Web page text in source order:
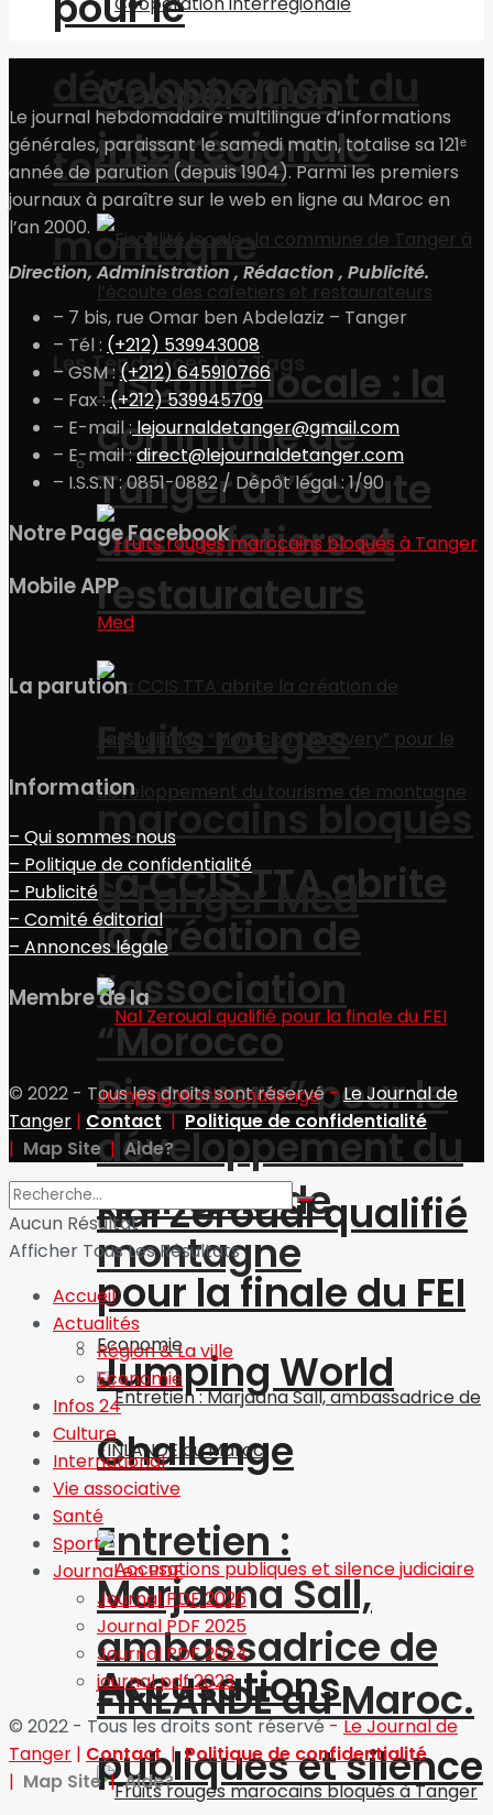
Coopération
interrégionale
Fiscalité locale : la
commune de
Tanger à l’écoute
des cafetiers et
restaurateurs
La CCIS TTA abrite
la création de
l’association
“Morocco
Discovery” pour le
développement du
tourisme de
montagne
Economie
Entretien :
Marjaana Sall,
ambassadrice de
FINLANDE au Maroc.
développement du
tourisme de
montagne
Les Tendances Les Tags
Région & La ville
Fruits rouges
marocains bloqués
à Tanger Med
Nal Zeroual qualifié
pour la finale du FEI
Jumping World
Challenge
Accusations
publiques et silence
Le journal hebdomadaire multilingue d’informations
générales, paraissant le samedi matin, totalise sa 121ᵉ
année de parution (depuis 1904). Parmi les premiers
journaux à paraître sur le web en ligne au Maroc en
l’an 2000.
Direction, Administration , Rédaction , Publicité.
– 7 bis, rue Omar ben Abdelaziz – Tanger
– Tél : (+212) 539943008
– GSM :(+212) 645910766
– Fax :(+212) 539945709
– E-mail :lejournaldetanger@gmail.com
– E-mail :direct@lejournaldetanger.com
– I.S.S.N : 0851-0882 / Dépôt légal : 1/90
Notre Page Facebook
Mobile APP
La parution
Information
– Qui sommes nous
– Politique de confidentialité
– Publicité
– Comité éditorial
– Annonces légale
Membre de la
© 2022 - Tous les droits sont réservé-Le Journal de
Tanger | Contact |Politique de confidentialité
| Map Site| Aide?
Aucun Résultat
Afficher Tous Les Résultats
Accueil
Actualités
Région & La ville
Economie
Infos 24
Culture
International
Vie associative
Santé
Sport
Journal en PDF
Journal PDF 2026
Journal PDF 2025
Journal PDF 2024
journal pdf 2023
© 2022 - Tous les droits sont réservé-Le Journal de
Tanger | Contact |Politique de confidentialité
| Map Site|Aide?